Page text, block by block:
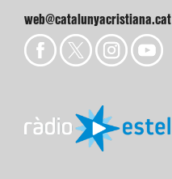
web@catalunyacristiana.cat